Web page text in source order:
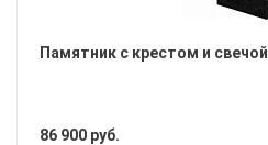
Памятник с крестом и свечой
86 900 руб.